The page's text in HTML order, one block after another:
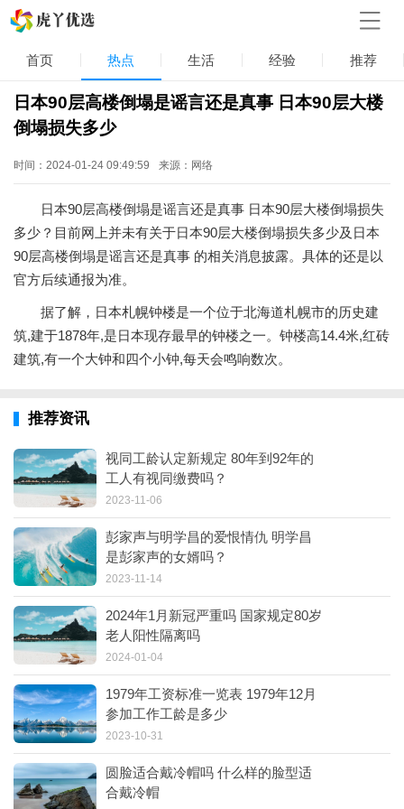
首页 热点 生活 经验 推荐
日本90层高楼倒塌是谣言还是真事 日本90层大楼
倒塌损失多少
时间：2024-01-24 09:49:59 来源：网络
日本90层高楼倒塌是谣言还是真事 日本90层大楼倒塌损失
多少？目前网上并未有关于日本90层大楼倒塌损失多少及日本
90层高楼倒塌是谣言还是真事 的相关消息披露。具体的还是以
官方后续通报为准。
据了解，日本札幌钟楼是一个位于北海道札幌市的历史建
筑,建于1878年,是日本现存最早的钟楼之一。钟楼高14.4米,红砖
建筑,有一个大钟和四个小钟,每天会鸣响数次。
推荐资讯
视同工龄认定新规定 80年到92年的
工人有视同缴费吗？
2023-11-06
彭家声与明学昌的爱恨情仇 明学昌
是彭家声的女婿吗？
2023-11-14
2024年1月新冠严重吗 国家规定80岁
老人阳性隔离吗
2024-01-04
1979年工资标准一览表 1979年12月
参加工作工龄是多少
2023-10-31
圆脸适合戴冷帽吗 什么样的脸型适
合戴冷帽